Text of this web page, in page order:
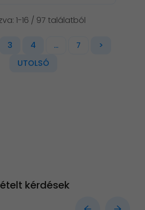
1-16 / 97 találatból
3 4 ... 7
>
UTOLSÓ
kérdések